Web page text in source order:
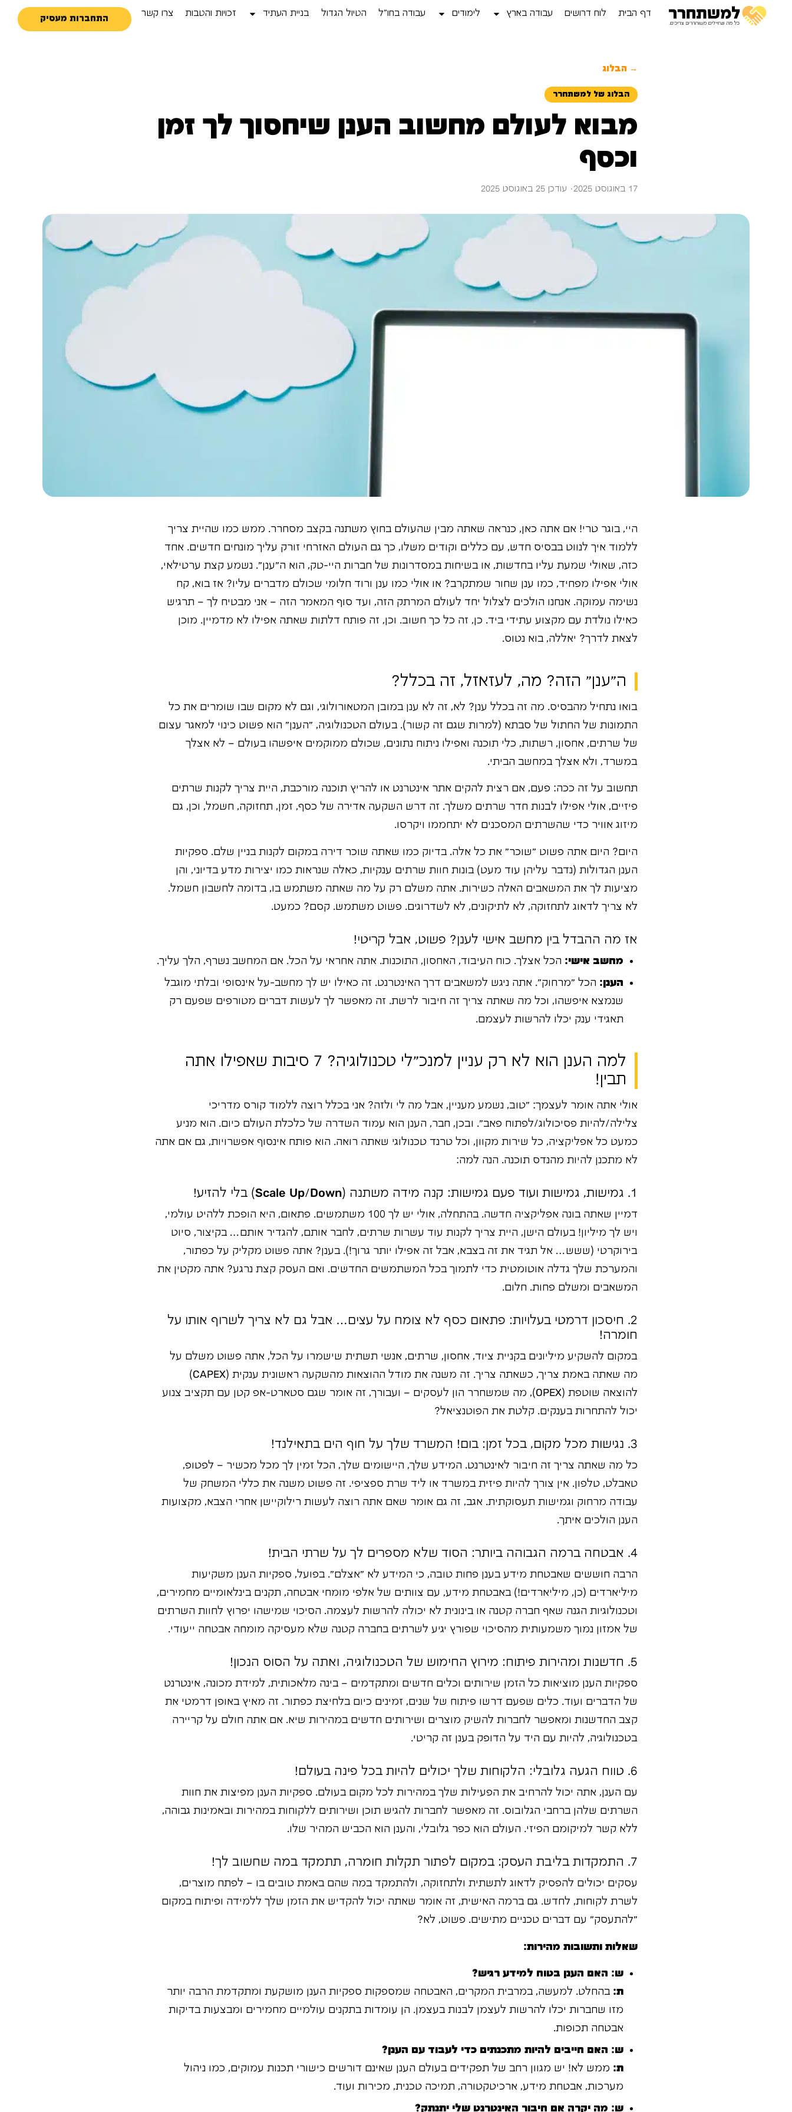
דף הבית לוח דרושים עבודה בארץ לימודים עבודה בחו”ל הטיול הגדול בניית העתיד זכויות והטבות צרו קשר
התחברות מעסיק
→ הבלוג
הבלוג של למשתחרר
מבוא לעולם מחשוב הענן שיחסוך לך זמן
וכסף
17 באוגוסט 2025 · עודכן 25 באוגוסט 2025
היי, בוגר טרי! אם אתה כאן, כנראה שאתה מבין שהעולם בחוץ משתנה בקצב מסחרר. ממש כמו שהיית צריך
ללמוד איך לנווט בבסיס חדש, עם כללים וקודים משלו, כך גם העולם האזרחי זורק עליך מונחים חדשים. אחד
כזה, שאולי שמעת עליו בחדשות, או בשיחות במסדרונות של חברות היי-טק, הוא ה"ענן". נשמע קצת ערטילאי,
אולי אפילו מפחיד, כמו ענן שחור שמתקרב? או אולי כמו ענן ורוד חלומי שכולם מדברים עליו? אז בוא, קח
נשימה עמוקה. אנחנו הולכים לצלול יחד לעולם המרתק הזה, ועד סוף המאמר הזה – אני מבטיח לך – תרגיש
כאילו נולדת עם מקצוע עתידי ביד. כן, זה כל כך חשוב. וכן, זה פותח דלתות שאתה אפילו לא מדמיין. מוכן
לצאת לדרך? יאללה, בוא נטוס.
ה"ענן" הזה? מה, לעזאזל, זה בכלל?
בואו נתחיל מהבסיס. מה זה בכלל ענן? לא, זה לא ענן במובן המטאורולוגי, וגם לא מקום שבו שומרים את כל
התמונות של החתול של סבתא (למרות שגם זה קשור). בעולם הטכנולוגיה, "הענן" הוא פשוט כינוי למאגר עצום
של שרתים, אחסון, רשתות, כלי תוכנה ואפילו ניתוח נתונים, שכולם ממוקמים איפשהו בעולם – לא אצלך
במשרד, ולא אצלך במחשב הביתי.
תחשוב על זה ככה: פעם, אם רצית להקים אתר אינטרנט או להריץ תוכנה מורכבת, היית צריך לקנות שרתים
פיזיים, אולי אפילו לבנות חדר שרתים משלך. זה דרש השקעה אדירה של כסף, זמן, תחזוקה, חשמל, וכן, גם
מיזוג אוויר כדי שהשרתים המסכנים לא יתחממו ויקרסו.
היום? היום אתה פשוט "שוכר" את כל אלה. בדיוק כמו שאתה שוכר דירה במקום לקנות בניין שלם. ספקיות
הענן הגדולות (נדבר עליהן עוד מעט) בונות חוות שרתים ענקיות, כאלה שנראות כמו יצירות מדע בדיוני, והן
מציעות לך את המשאבים האלה כשירות. אתה משלם רק על מה שאתה משתמש בו, בדומה לחשבון חשמל.
לא צריך לדאוג לתחזוקה, לא לתיקונים, לא לשדרוגים. פשוט משתמש. קסם? כמעט.
אז מה ההבדל בין מחשב אישי לענן? פשוט, אבל קריטי!
מחשב אישי: הכל אצלך. כוח העיבוד, האחסון, התוכנות. אתה אחראי על הכל. אם המחשב נשרף, הלך עליך.
הענן: הכל "מרחוק". אתה ניגש למשאבים דרך האינטרנט. זה כאילו יש לך מחשב-על אינסופי ובלתי מוגבל
שנמצא איפשהו, וכל מה שאתה צריך זה חיבור לרשת. זה מאפשר לך לעשות דברים מטורפים שפעם רק
תאגידי ענק יכלו להרשות לעצמם.
למה הענן הוא לא רק עניין למנכ"לי טכנולוגיה? 7 סיבות שאפילו אתה
תבין!
אולי אתה אומר לעצמך: "טוב, נשמע מעניין, אבל מה לי ולזה? אני בכלל רוצה ללמוד קורס מדריכי
צלילה/להיות פסיכולוג/לפתוח פאב". ובכן, חבר, הענן הוא עמוד השדרה של כלכלת העולם כיום. הוא מניע
כמעט כל אפליקציה, כל שירות מקוון, וכל טרנד טכנולוגי שאתה רואה. הוא פותח אינסוף אפשרויות, גם אם אתה
לא מתכנן להיות מהנדס תוכנה. הנה למה:
1. גמישות, גמישות ועוד פעם גמישות: קנה מידה משתנה (Scale Up/Down) בלי להזיע!
דמיין שאתה בונה אפליקציה חדשה. בהתחלה, אולי יש לך 100 משתמשים. פתאום, היא הופכת ללהיט עולמי,
ויש לך מיליון! בעולם הישן, היית צריך לקנות עוד עשרות שרתים, לחבר אותם, להגדיר אותם… בקיצור, סיוט
בירוקרטי (ששש… אל תגיד את זה בצבא, אבל זה אפילו יותר גרוך!). בענן? אתה פשוט מקליק על כפתור,
והמערכת שלך גדלה אוטומטית כדי לתמוך בכל המשתמשים החדשים. ואם העסק קצת נרגע? אתה מקטין את
המשאבים ומשלם פחות. חלום.
2. חיסכון דרמטי בעלויות: פתאום כסף לא צומח על עצים… אבל גם לא צריך לשרוף אותו על
חומרה!
במקום להשקיע מיליונים בקניית ציוד, אחסון, שרתים, אנשי תשתית שישמרו על הכל, אתה פשוט משלם על
מה שאתה באמת צריך, כשאתה צריך. זה משנה את מודל ההוצאות מהשקעה ראשונית ענקית (CAPEX)
להוצאה שוטפת (OPEX), מה שמשחרר הון לעסקים – ועבורך, זה אומר שגם סטארט-אפ קטן עם תקציב צנוע
יכול להתחרות בענקים. קלטת את הפוטנציאל?
3. נגישות מכל מקום, בכל זמן: בום! המשרד שלך על חוף הים בתאילנד!
כל מה שאתה צריך זה חיבור לאינטרנט. המידע שלך, היישומים שלך, הכל זמין לך מכל מכשיר – לפטופ,
טאבלט, טלפון. אין צורך להיות פיזית במשרד או ליד שרת ספציפי. זה פשוט משנה את כללי המשחק של
עבודה מרחוק וגמישות תעסוקתית. אגב, זה גם אומר שאם אתה רוצה לעשות רילוקיישן אחרי הצבא, מקצועות
הענן הולכים איתך.
4. אבטחה ברמה הגבוהה ביותר: הסוד שלא מספרים לך על שרתי הבית!
הרבה חוששים שאבטחת מידע בענן פחות טובה, כי המידע לא "אצלם". בפועל, ספקיות הענן משקיעות
מיליארדים (כן, מיליארדים!) באבטחת מידע, עם צוותים של אלפי מומחי אבטחה, תקנים בינלאומיים מחמירים,
וטכנולוגיות הגנה שאף חברה קטנה או בינונית לא יכולה להרשות לעצמה. הסיכוי שמישהו יפרוץ לחוות השרתים
של אמזון נמוך משמעותית מהסיכוי שפורץ יגיע לשרתים בחברה קטנה שלא מעסיקה מומחה אבטחה ייעודי.
5. חדשנות ומהירות פיתוח: מירוץ החימוש של הטכנולוגיה, ואתה על הסוס הנכון!
ספקיות הענן מוציאות כל הזמן שירותים וכלים חדשים ומתקדמים – בינה מלאכותית, למידת מכונה, אינטרנט
של הדברים ועוד. כלים שפעם דרשו פיתוח של שנים, זמינים כיום בלחיצת כפתור. זה מאיץ באופן דרמטי את
קצב החדשנות ומאפשר לחברות להשיק מוצרים ושירותים חדשים במהירות שיא. אם אתה חולם על קריירה
בטכנולוגיה, להיות עם היד על הדופק בענן זה קריטי.
6. טווח הגעה גלובלי: הלקוחות שלך יכולים להיות בכל פינה בעולם!
עם הענן, אתה יכול להרחיב את הפעילות שלך במהירות לכל מקום בעולם. ספקיות הענן מפיצות את חוות
השרתים שלהן ברחבי הגלובוס. זה מאפשר לחברות להגיש תוכן ושירותים ללקוחות במהירות ובאמינות גבוהה,
ללא קשר למיקומם הפיזי. העולם הוא כפר גלובלי, והענן הוא הכביש המהיר שלו.
7. התמקדות בליבת העסק: במקום לפתור תקלות חומרה, תתמקד במה שחשוב לך!
עסקים יכולים להפסיק לדאוג לתשתית ולתחזוקה, ולהתמקד במה שהם באמת טובים בו – לפתח מוצרים,
לשרת לקוחות, לחדש. גם ברמה האישית, זה אומר שאתה יכול להקדיש את הזמן שלך ללמידה ופיתוח במקום
"להתעסק" עם דברים טכניים מתישים. פשוט, לא?
שאלות ותשובות מהירות:
ש: האם הענן בטוח למידע רגיש?
ת: בהחלט. למעשה, במרבית המקרים, האבטחה שמספקות ספקיות הענן מושקעת ומתקדמת הרבה יותר
מזו שחברות יכלו להרשות לעצמן לבנות בעצמן. הן עומדות בתקנים עולמיים מחמירים ומבצעות בדיקות
אבטחה תכופות.
ש: האם חייבים להיות מתכנתים כדי לעבוד עם הענן?
ת: ממש לא! יש מגוון רחב של תפקידים בעולם הענן שאינם דורשים כישורי תכנות עמוקים, כמו ניהול
מערכות, אבטחת מידע, ארכיטקטורה, תמיכה טכנית, מכירות ועוד.
ש: מה יקרה אם חיבור האינטרנט שלי יתנתק?